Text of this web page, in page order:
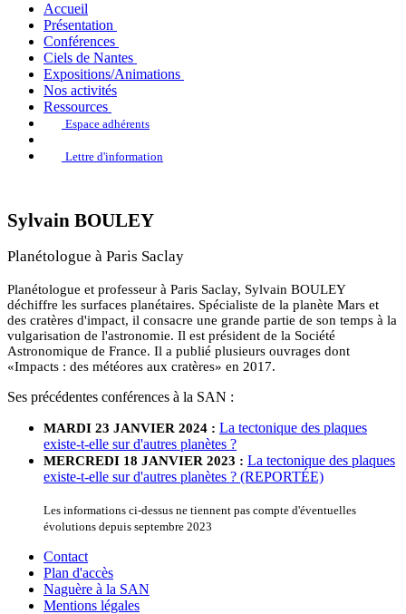
Accueil
Présentation
Conférences
Ciels de Nantes
Expositions/Animations
Nos activités
Ressources
Espace adhérents
Lettre d'information
Sylvain BOULEY
Planétologue à Paris Saclay
Planétologue et professeur à Paris Saclay, Sylvain BOULEY
déchiffre les surfaces planétaires. Spécialiste de la planète Mars et
des cratères d'impact, il consacre une grande partie de son temps à la
vulgarisation de l'astronomie. Il est président de la Société
Astronomique de France. Il a publié plusieurs ouvrages dont
«Impacts : des météores aux cratères» en 2017.
Ses précédentes conférences à la SAN :
MARDI 23 JANVIER 2024 : La tectonique des plaques
existe-t-elle sur d'autres planètes ?
MERCREDI 18 JANVIER 2023 : La tectonique des plaques
existe-t-elle sur d'autres planètes ? (REPORTÉE)
Les informations ci-dessus ne tiennent pas compte d'éventuelles
évolutions depuis septembre 2023
Contact
Plan d'accès
Naguère à la SAN
Mentions légales